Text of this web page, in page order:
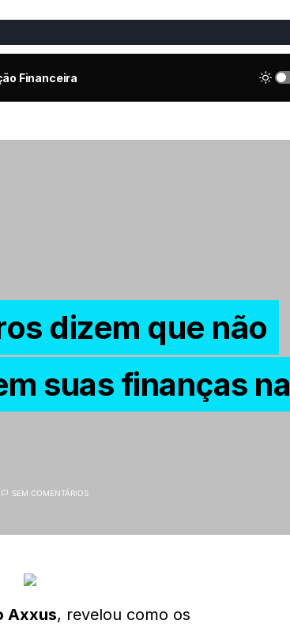
Financeira
dizem que não
suas finanças na
SEM COMENTÁRIOS
Axxus, revelou como os